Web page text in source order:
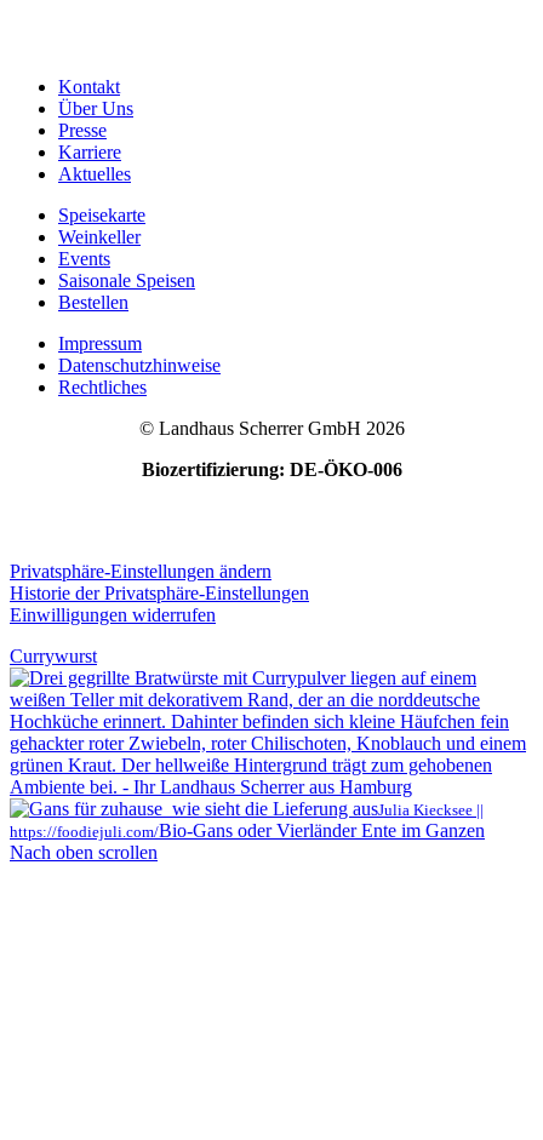
Kontakt
Über Uns
Presse
Karriere
Aktuelles
Speisekarte
Weinkeller
Events
Saisonale Speisen
Bestellen
Impressum
Datenschutzhinweise
Rechtliches
© Landhaus Scherrer GmbH 2026
Biozertifizierung: DE-ÖKO-006
Privatsphäre-Einstellungen ändern
Historie der Privatsphäre-Einstellungen
Einwilligungen widerrufen
Currywurst
Julia Kiecksee ||
https://foodiejuli.com/Bio-Gans oder Vierländer Ente im Ganzen
Nach oben scrollen